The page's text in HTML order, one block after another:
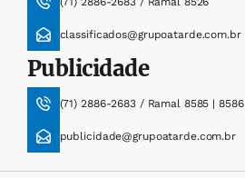
classificados@grupoatarde.com.br
Publicidade
(71) 2886-2683 / Ramal 8585 | 8586
publicidade@grupoatarde.com.br